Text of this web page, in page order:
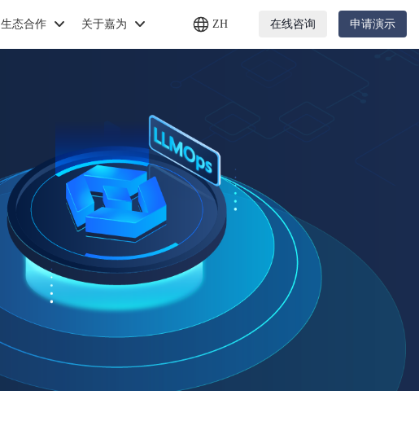
生态合作 关于嘉为 ZH 在线咨询 申请演示